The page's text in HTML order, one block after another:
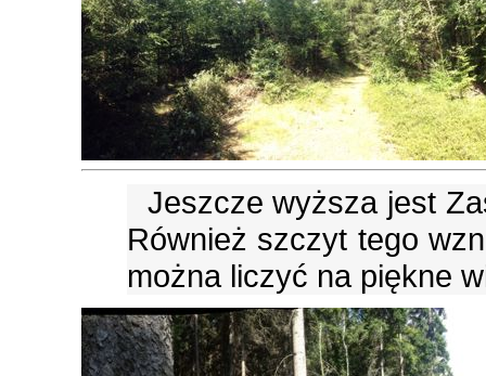
Jeszcze wyższa jest
Również szczyt tego
można liczyć na piękne